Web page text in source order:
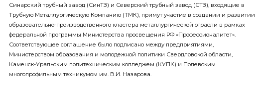
Синарский трубный завод (СинТЗ) и Северский трубный завод (СТЗ), входящие в
Трубную Металлургическую Компанию (ТМК), примут участие в создании и развитии
образовательно-производственного кластера металлургической отрасли в рамках
федеральной программы Министерства просвещения РФ «Профессионалитет».
Соответствующее соглашение было подписано между предприятиями,
Министерством образования и молодежной политики Свердловской области,
Каменск-Уральским политехническим колледжем (КУПК) и Полевским
многопрофильным техникумом им. В.И. Назарова.